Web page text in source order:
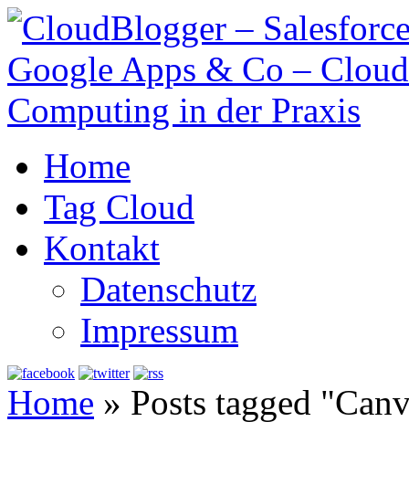
Home
Tag Cloud
Kontakt
Datenschutz
Impressum
Home » Posts tagged